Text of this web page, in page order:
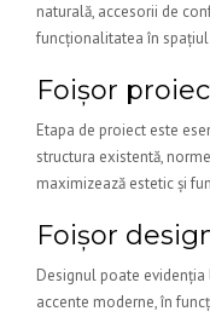
naturală, accesorii de
funcționalitatea în
Foișor
Etapa de proiect este
structura existentă,
maximizează estetic și
Foișor
Designul poate
accente moderne, în